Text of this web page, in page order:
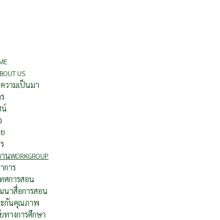
US
วามเป็นมา
น์
นWORKGROUP
การ
ศการสอน
าสื่อการสอน
กันคุณภาพ
ทางการศึกษา